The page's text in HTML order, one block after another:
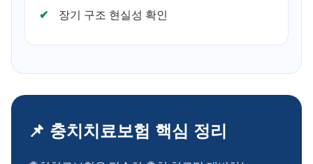
장기 구조 현실성 확인
📌 충치치료보험 핵심 정리